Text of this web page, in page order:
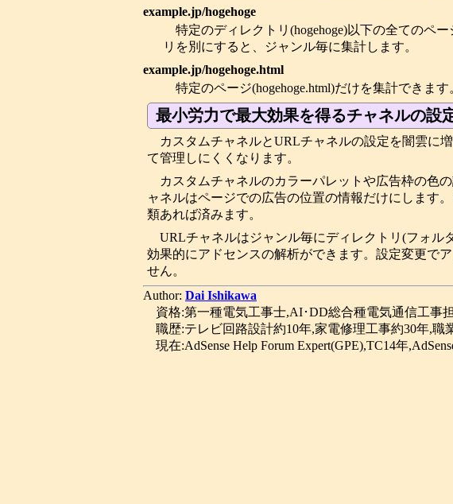
example.jp/hogehoge
特定のディレクトリ(hogehoge)以下の全てのペ
リを別にすると、ジャンル毎に集計します。
example.jp/hogehoge.html
特定のページ(hogehoge.html)だけを集計できま
最小労力で最大効果を得るチャネルの設
カスタムチャネルとURLチャネルの設定を闇雲に
て管理しにくくなります。
カスタムチャネルのカラーパレットや広告枠の色
ャネルはページでの広告の位置の情報だけにします
類あれば済みます。
URLチャネルはジャンル毎にディレクトリ(フォル
効果的にアドセンスの解析ができます。設定変更で
せん。
Author: Dai Ishikawa
資格:第一種電気工事士,AI･DD総合種電気通信工事
職歴:テレビ回路設計約10年,家電修理工事約30年,職
現在:AdSense Help Forum Expert(GPE),TC14年